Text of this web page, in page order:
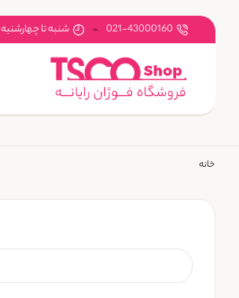
021-43000160 شنبه تا چهارشنبه ۱۰ تا ۲۰ | پنجشنبه ها ۱۰ تا ۱۵
خانه